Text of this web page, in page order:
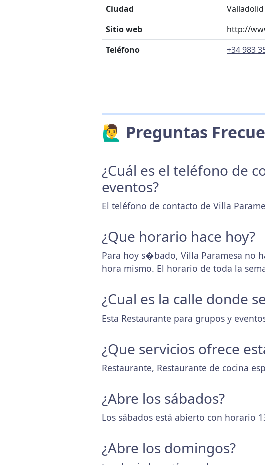
Ciudad
Valladolid
Sitio web
http://
Teléfono
+34 983
🙋‍♂️ Preguntas
¿Cuál es el teléfono de
eventos?
El teléfono de contacto de Villa
¿Que horario hace hoy?
Para hoy s�bado, Villa Paramesa no
hora mismo. El horario de toda la
¿Cual es la calle donde
Esta Restaurante para grupos y
¿Que servicios ofrece
Restaurante, Restaurante de cocina
¿Abre los sábados?
Los sábados está abierto con horario
¿Abre los domingos?